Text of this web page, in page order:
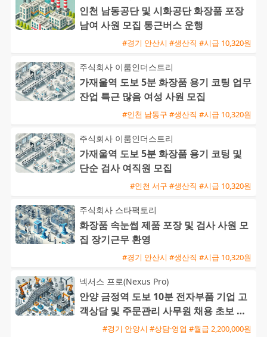
인천 남동공단 및 시화공단 화장품 포장
남여 사원 모집 통근버스 운행
#경기 안산시 #생산직 #시급 10,320원
주식회사 이룸인더스트리
가재울역 도보 5분 화장품 용기 코팅 업무
잔업 특근 많음 여성 사원 모집
#인천 남동구 #생산직 #시급 10,320원
주식회사 이룸인더스트리
가재울역 도보 5분 화장품 용기 코팅 및
단순 검사 여직원 모집
#인천 서구 #생산직 #시급 10,320원
주식회사 스타팩토리
화장품 속눈썹 제품 포장 및 검사 사원 모
집 장기근무 환영
#경기 안산시 #생산직 #시급 10,320원
넥서스 프로(Nexus Pro)
안양 금정역 도보 10분 전자부품 기업 고
객상담 및 주문관리 사무원 채용 초보 가
#경기 안양시 #상담·영업 #월급 2,200,000원